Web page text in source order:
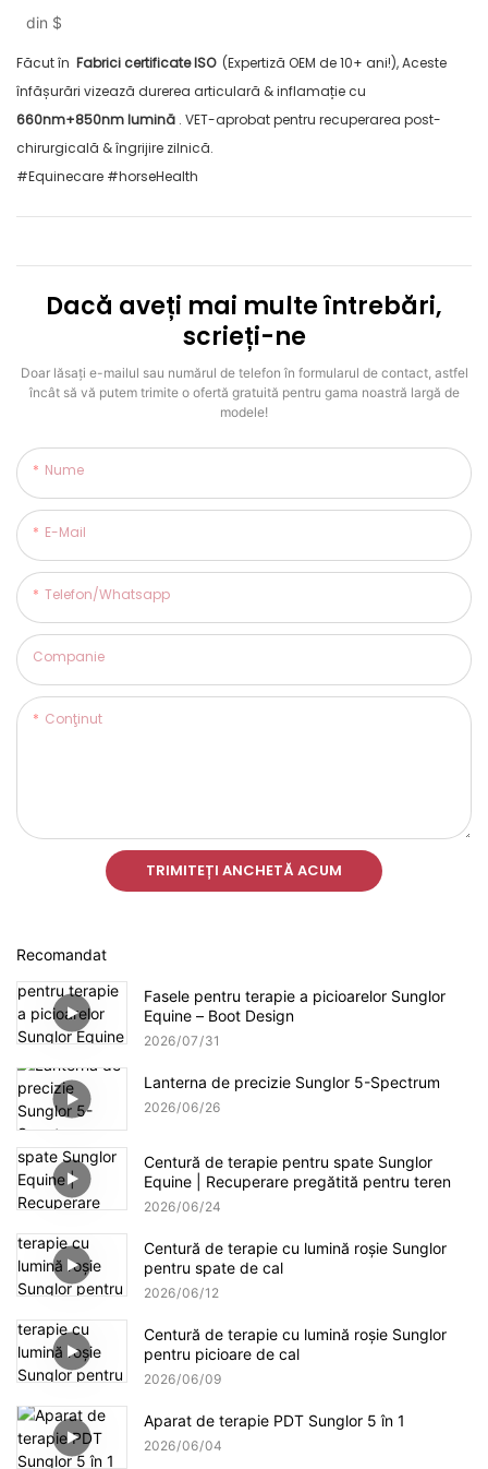
din $
Făcut în Fabrici certificate ISO (Expertiză OEM de 10+ ani!), Aceste
înfășurări vizează durerea articulară & inflamație cu
660nm+850nm lumină . VET-aprobat pentru recuperarea post-
chirurgicală & îngrijire zilnică.
#Equinecare #horseHealth
Dacă aveți mai multe întrebări,
scrieți-ne
Doar lăsați e-mailul sau numărul de telefon în formularul de contact, astfel
încât să vă putem trimite o ofertă gratuită pentru gama noastră largă de
modele!
Nume
E-Mail
Telefon/whatsapp
Companie
Conţinut
TRIMITEȚI ANCHETĂ ACUM
Recomandat
Fasele pentru terapie a picioarelor Sunglor
Equine – Boot Design
2026 07 31
Lanterna de precizie Sunglor 5-Spectrum
2026 06 26
Centură de terapie pentru spate Sunglor
Equine | Recuperare pregătită pentru teren
2026 06 24
Centură de terapie cu lumină roșie Sunglor
pentru spate de cal
2026 06 12
Centură de terapie cu lumină roșie Sunglor
pentru picioare de cal
2026 06 09
Aparat de terapie PDT Sunglor 5 în 1
2026 06 04